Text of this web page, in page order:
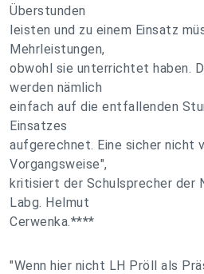
Überstunden
leisten und zu einem Einsatz
Mehrleistungen,
obwohl sie unterrichtet haben.
werden nämlich
einfach auf die entfallenden
Einsatzes
aufgerechnet. Eine sicher nicht
Vorgangsweise",
kritisiert der Schulsprecher der
Labg. Helmut
Cerwenka.****
"Wenn hier nicht LH Pröll als